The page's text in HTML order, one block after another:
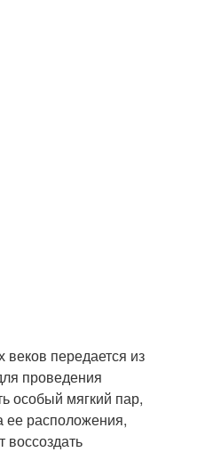
передается из
проведения
особый мягкий пар,
ее расположения,
воссоздать